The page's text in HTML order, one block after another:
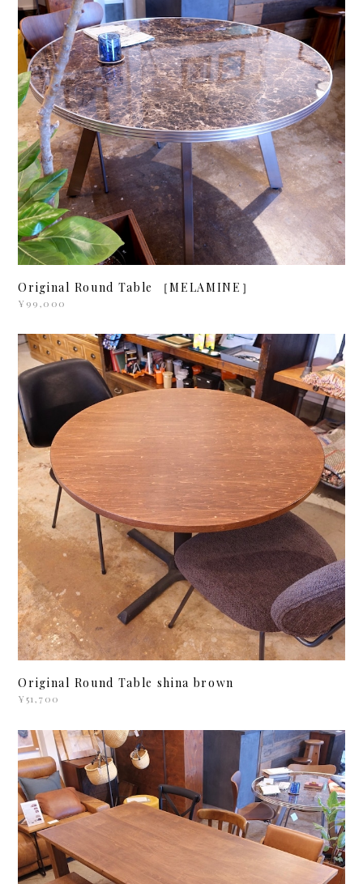
Original Round Table ［MELAMINE］
¥99,000
Original Round Table shina brown
¥51,700